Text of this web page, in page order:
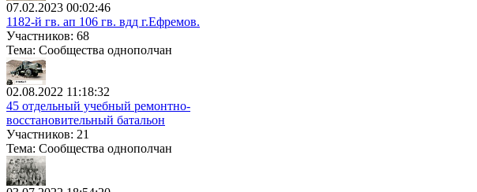
07.02.2023 00:02:46
1182-й гв. ап 106 гв. вдд г.Ефремов.
Участников: 68
Тема: Сообщества однополчан
02.08.2022 11:18:32
45 отдельный учебный ремонтно-
восстановительный батальон
Участников: 21
Тема: Сообщества однополчан